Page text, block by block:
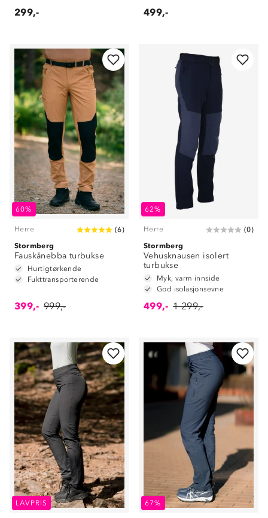
299,- 499,-
60%
Herre (6)
Stormberg
Fauskånebba turbukse
Hurtigtørkende
Fukttransporterende
399,- 999,-
62%
Herre (0)
Stormberg
Vehusknausen isolert
turbukse
Myk, varm innside
God isolasjonsevne
499,- 1 299,-
LAVPRIS 67%